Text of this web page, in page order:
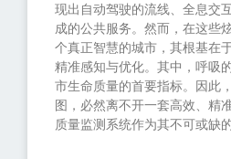
现出自动驾驶的流线、全息交
成的公共服务。然而，在这些
个真正智慧的城市，其根基在
精准感知与优化。其中，呼吸
市生命质量的首要指标。因此
图，必然离不开一套高效、精
质量监测系统作为其不可或缺的